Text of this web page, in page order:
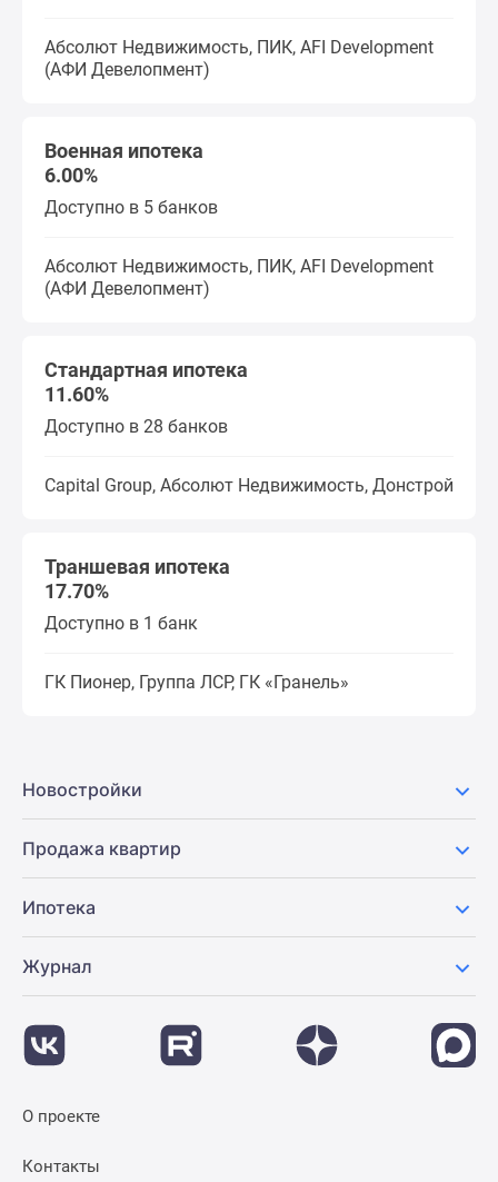
Абсолют Недвижимость, ПИК, AFI Development
(АФИ Девелопмент)
Военная ипотека
6.00%
Доступно в 5 банков
Абсолют Недвижимость, ПИК, AFI Development
(АФИ Девелопмент)
Стандартная ипотека
11.60%
Доступно в 28 банков
Capital Group, Абсолют Недвижимость, Донстрой
Траншевая ипотека
17.70%
Доступно в 1 банк
ГК Пионер, Группа ЛСР, ГК «Гранель»
Новостройки
Продажа квартир
Ипотека
Журнал
О проекте
Контакты